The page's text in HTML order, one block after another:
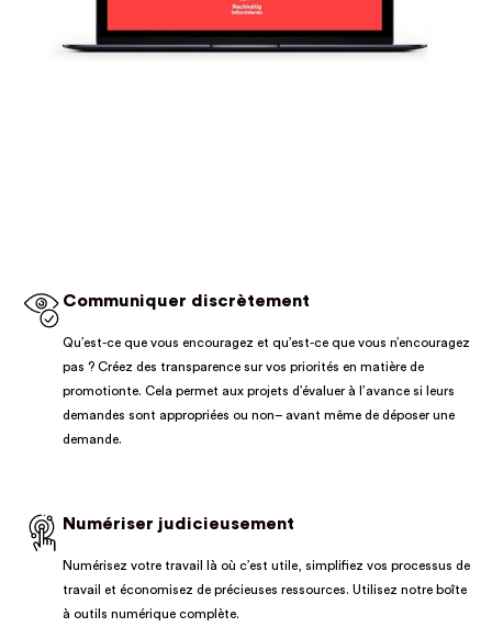
Communiquer discrètement
Qu’est-ce que vous encouragez et qu’est-ce que vous n’encouragez
pas ? Créez des transparence sur vos priorités en matière de
promotionte. Cela permet aux projets d’évaluer à l’avance si leurs
demandes sont appropriées ou non– avant même de déposer une
demande.
Numériser judicieusement
Numérisez votre travail là où c’est utile, simplifiez vos processus de
travail et économisez de précieuses ressources. Utilisez notre boîte
à outils numérique complète.